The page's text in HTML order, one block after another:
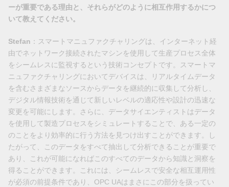
ーが重要である理由と、それらがどのように相互作用するかにつ
いて教えてください。
Stefan ：スマートマニュファクチャリングは、インターネット経
由でネットワーク接続されたマシンを使用して生産プロセス全体
をシームレスに監視するという技術コンセプトです。スマートマ
ニュファクチャリングにおいてデバイスは、リアルタイムデータ
を含むさまざまなソースからデータを継続的に収集して分析し、
デジタル情報技術を通じて新しいレベルの適応性や設計の迅速な
変更を可能にします。さらに、データサイエンティストはデータ
を使用して製造プロセスをシミュレートすることで、ある一定の
のことをより効率的に行う方法を見つけ出すことができます。し
たがって、このデータをすべて抽出して分析できることが重要で
あり、これが可能になればこのすべてのデータから知識と洞察を
得ることができます。これには、シームレスで安全な相互運用性
が必須の前提条件であり、OPC UAはまさにこの部分を扱ってい